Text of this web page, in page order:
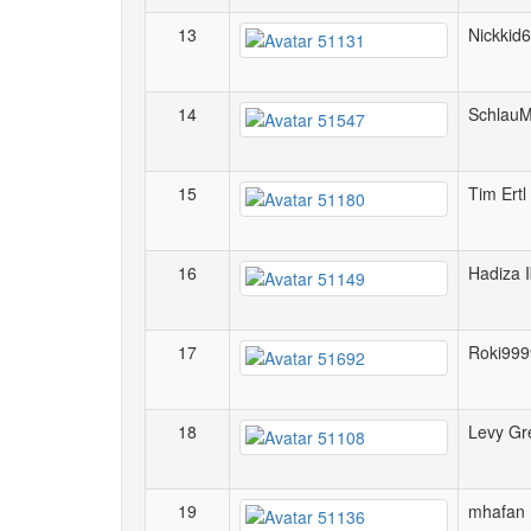
13
14
15 Tim Ertl
16 Hadiza
17
18 Levy
19 mhafan